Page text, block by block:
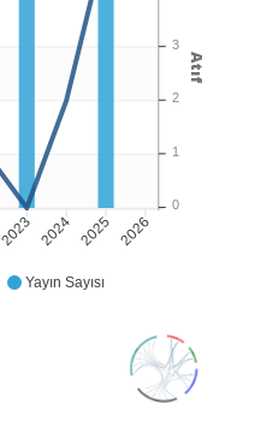
Yayın Sayısı
2023 2024 2025 2026
3
2
1
0
Atıf